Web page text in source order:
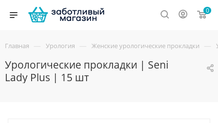
0
Главная — Урология — Женские урологические прокладки —
Урологические прокладки | Seni
Lady Plus | 15 шт